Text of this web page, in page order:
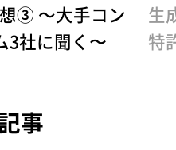
③ ～大手コン
3社に聞く〜
生
特
事